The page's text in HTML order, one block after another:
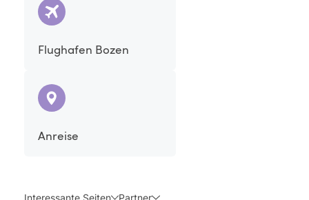
Flughafen Bozen
Anreise
Interessante Seiten Partner